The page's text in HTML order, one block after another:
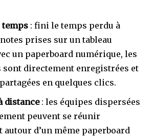
temps : fini le temps perdu à
prises sur un tableau
un paperboard numérique, les
directement enregistrées et
en quelques clics.
distance: les équipes dispersées
peuvent se réunir
d’un même paperboard